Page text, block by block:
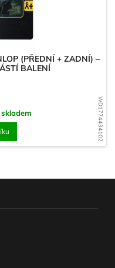
WD1774434102
(PŘEDNÍ + ZADNÍ) –
BALENÍ